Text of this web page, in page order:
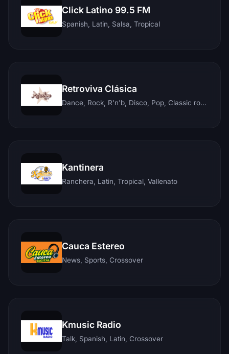
Click Latino 99.5 FM
Spanish, Latin, Salsa, Tropical
Retroviva Clásica
Dance, Rock, R'n'b, Disco, Pop, Classic rock, Techno, Reggae
Kantinera
Ranchera, Latin, Tropical, Vallenato
Cauca Estereo
News, Sports, Crossover
Kmusic Radio
Talk, Spanish, Latin, Crossover